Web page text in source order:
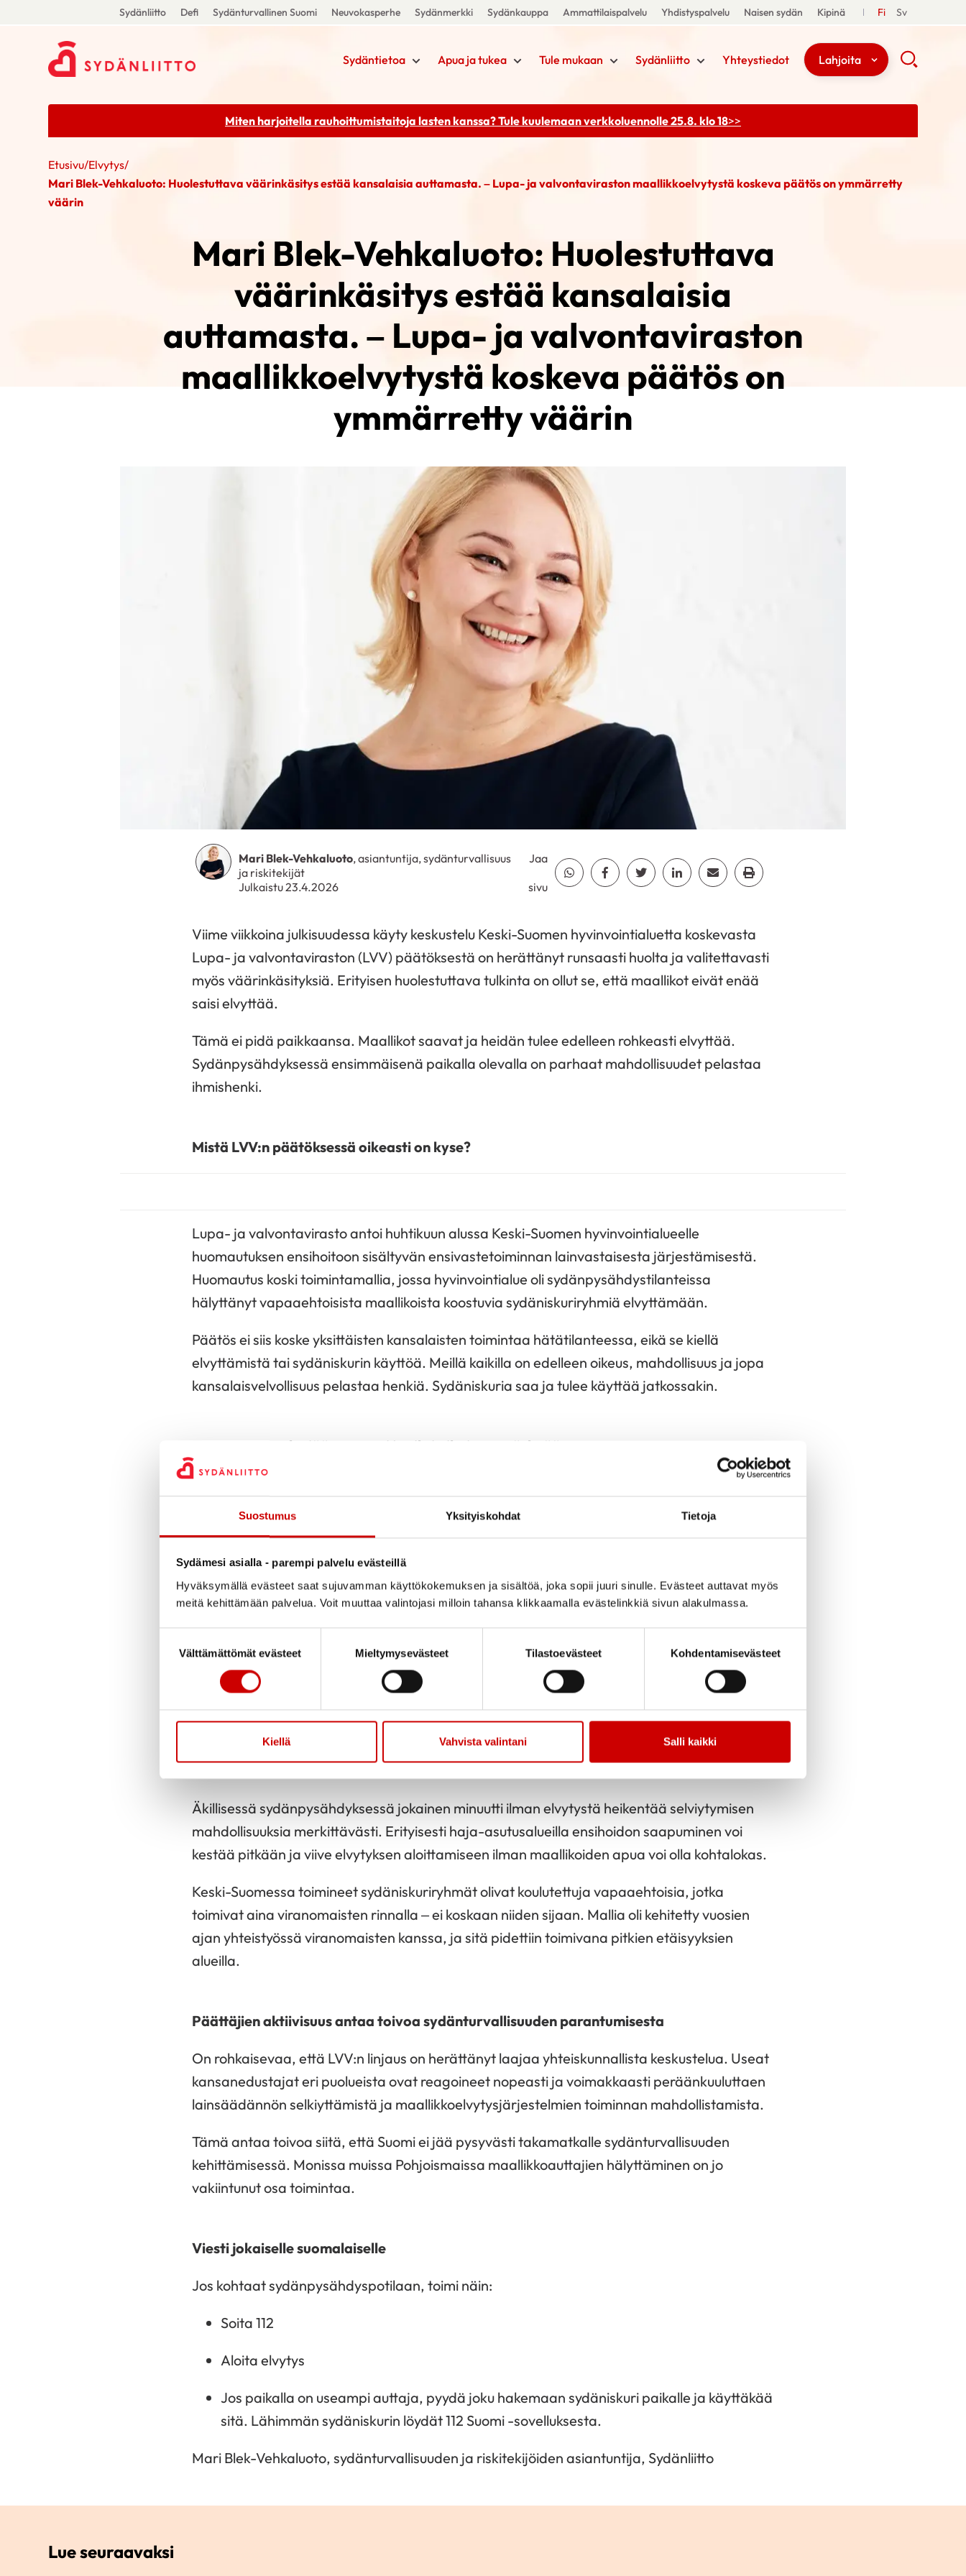
Suostumus Yksityiskohdat Tietoja
Sydämesi asialla - parempi palvelu evästeillä
Hyväksymällä evästeet saat sujuvamman käyttökokemuksen ja sisältöä, joka sopii juuri sinulle. Evästeet auttavat myös
meitä kehittämään palvelua. Voit muuttaa valintojasi milloin tahansa klikkaamalla evästelinkkiä sivun alakulmassa.
Välttämättömät evästeet
Mieltymysevästeet Tilastoevästeet Kohdentamisevästeet
Kiellä Vahvista valintani Salli kaikki
Sydänliitto Defi Sydänturvallinen Suomi Neuvokasperhe Sydänmerkki Sydänkauppa Ammattilaispalvelu Yhdistyspalvelu Naisen sydän Kipinä Fi Sv
Sydäntietoa Apua ja tukea Tule mukaan Sydänliitto Yhteystiedot Lahjoita
Miten harjoitella rauhoittumistaitoja lasten kanssa? Tule kuulemaanverkkoluennolle 25.8. klo 18>>
Etusivu/Elvytys/
Mari Blek-Vehkaluoto: Huolestuttava väärinkäsitys estää kansalaisia auttamasta. – Lupa- ja valvontaviraston maallikkoelvytystä koskeva päätös on ymmärretty
väärin
Mari Blek-Vehkaluoto: Huolestuttava
väärinkäsitys estää kansalaisia
auttamasta. – Lupa- ja valvontaviraston
maallikkoelvytystä koskeva päätös on
ymmärretty väärin
Mari Blek-Vehkaluoto, asiantuntija, sydänturvallisuus
ja riskitekijät
Julkaistu 23.4.2026
Jaa
sivu
Jaa Whatsapp
Jaa Facebook
Jaa TwitterJaa LinkedinJaa EmailJaa Print
Viime viikkoina julkisuudessa käyty keskustelu Keski-Suomen hyvinvointialuetta koskevasta
Lupa- ja valvontaviraston (LVV) päätöksestä on herättänyt runsaasti huolta ja valitettavasti
myös väärinkäsityksiä. Erityisen huolestuttava tulkinta on ollut se, että maallikot eivät enää
saisi elvyttää.
Tämä ei pidä paikkaansa. Maallikot saavat ja heidän tulee edelleen rohkeasti elvyttää.
Sydänpysähdyksessä ensimmäisenä paikalla olevalla on parhaat mahdollisuudet pelastaa
ihmishenki.
Mistä LVV:n päätöksessä oikeasti on kyse?
Lupa- ja valvontavirasto antoi huhtikuun alussa Keski-Suomen hyvinvointialueelle
huomautuksen ensihoitoon sisältyvän ensivastetoiminnan lainvastaisesta järjestämisestä.
Huomautus koski toimintamallia, jossa hyvinvointialue oli sydänpysähdystilanteissa
hälyttänyt vapaaehtoisista maallikoista koostuvia sydäniskuriryhmiä elvyttämään.
Päätös ei siis koske yksittäisten kansalaisten toimintaa hätätilanteessa, eikä se kiellä
elvyttämistä tai sydäniskurin käyttöä. Meillä kaikilla on edelleen oikeus, mahdollisuus ja jopa
kansalaisvelvollisuus pelastaa henkiä. Sydäniskuria saa ja tulee käyttää jatkossakin.
Väärä tulkinta leviää nopeasti ja siksi oikaisu on tärkeää
Sydänliiton tiedotteesta ”
Sydäniskuriryhmien toiminnan kieltäminen on vahingollista koko
Samalla on kuitenkin käynyt ilmi, että viesti on joissain yhteyksissä ymmärretty väärin.
Sosiaalisessa mediassa ja kentältä on kantautunut huolestuneita viestejä: ”Uskaltaako enää
elvyttää?” tai ”Saako sydäniskuria käyttää?”
Vastaus on yksiselitteinen: Kyllä saa. Ja kyllä pitää.
Elvyttämättä jättäminen sydänpysähdyksessä on suurin riski potilaalle. Elvytyksen
viivästyminen tai tekemättä jättäminen voi maksaa ihmishengen.
Äkillisessä sydänpysähdyksessä jokainen minuutti ilman elvytystä heikentää selviytymisen
mahdollisuuksia merkittävästi. Erityisesti haja-asutusalueilla ensihoidon saapuminen voi
kestää pitkään ja viive elvytyksen aloittamiseen ilman maallikoiden apua voi olla kohtalokas.
Keski-Suomessa toimineet sydäniskuriryhmät olivat koulutettuja vapaaehtoisia, jotka
toimivat aina viranomaisten rinnalla – ei koskaan niiden sijaan. Mallia oli kehitetty vuosien
ajan yhteistyössä viranomaisten kanssa, ja sitä pidettiin toimivana pitkien etäisyyksien
alueilla.
Päättäjien aktiivisuus antaa toivoa sydänturvallisuuden parantumisesta
On rohkaisevaa, että LVV:n linjaus on herättänyt laajaa yhteiskunnallista keskustelua. Useat
kansanedustajat eri puolueista ovat reagoineet nopeasti ja voimakkaasti peräänkuuluttaen
lainsäädännön selkiyttämistä ja maallikkoelvytysjärjestelmien toiminnan mahdollistamista.
Tämä antaa toivoa siitä, että Suomi ei jää pysyvästi takamatkalle sydänturvallisuuden
kehittämisessä. Monissa muissa Pohjoismaissa maallikkoauttajien hälyttäminen on jo
vakiintunut osa toimintaa.
Viesti jokaiselle suomalaiselle
Jos kohtaat sydänpysähdyspotilaan, toimi näin:
Soita 112
Aloita elvytys
Jos paikalla on useampi auttaja, pyydä joku hakemaan sydäniskuri paikalle ja käyttäkää
sitä. Lähimmän sydäniskurin löydät 112 Suomi -sovelluksesta.
Mari Blek-Vehkaluoto, sydänturvallisuuden ja riskitekijöiden asiantuntija, Sydänliitto
Lue seuraavaksi